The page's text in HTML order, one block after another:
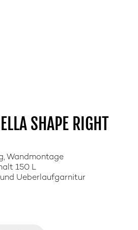
SHAPE RIGHT
Wandmontage
150 L
Ueberlaufgarnitur